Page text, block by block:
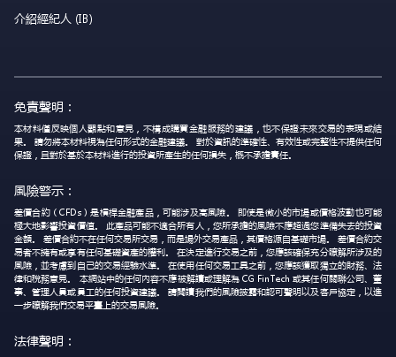
介紹經紀人 (IB)
免責聲明：
本材料僅反映個人觀點和意見，不構成購買金融服務的建議，也不保證未來交易的表現或結
果。 請勿將本材料視為任何形式的金融建議。 對於資訊的準確性、有效性或完整性不提供任何
保證，且對於基於本材料進行的投資所產生的任何損失，概不承擔責任。
風險警示：
差價合約（CFDs）是槓桿金融產品，可能涉及高風險。 即使是微小的市場或價格波動也可能
極大地影響投資價值。 此產品可能不適合所有人，您所承擔的風險不應超過您準備失去的投資
金額。 差價合約不在任何交易所交易，而是場外交易產品，其價格源自基礎市場。 差價合約交
易者不擁有或享有任何基礎資產的權利。 在決定進行交易之前，您應該確保充分瞭解所涉及的
風險，並考慮到自己的交易經驗水準。 在使用任何交易工具之前，您應該獲取獨立的財務、法
律和稅務意見。 本網站中的任何內容不應被解讀或理解為 CG FinTech 或其任何關聯公司、董
事、管理人員或員工的任何投資建議。 請閱讀我們的風險披露和認可聲明以及客戶協定，以進
一步瞭解我們交易平臺上的交易風險。
法律聲明：